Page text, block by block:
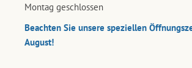
Montag geschlossen
Beachten Sie unsere speziellen
August!